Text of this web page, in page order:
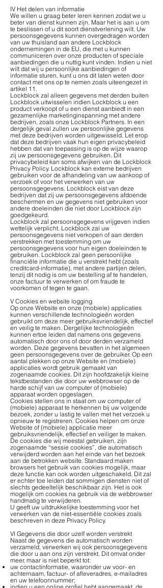
IV Het delen van informatie
We willen u graag beter leren kennen zodat we u
beter van dienst kunnen zijn. Maar het is aan u om
te beslissen of u dit soort dienstverlening wilt. Uw
persoonsgegevens kunnen overgedragen worden
van uw thuisland aan andere Lockblock
ondernemingen in de EU, die met u kunnen
communiceren over onze producten of speciale
aanbiedingen die u nuttig kunt vinden. Indien u niet
wilt dat wij u persoonlijke aanbiedingen of
informatie sturen, kunt u ons dit laten weten door
contact met ons op te nemen zoals uiteengezet in
artikel 11.
Lockblock zal alleen gegevens met derden buiten
Lockblock uitwisselen indien Lockblock u een
product verkoopt of u een dienst aanbiedt in een
gezamenlijke marketinginspanning met andere
bedrijven, zoals onze Lockblock Partners. In een
dergelijk geval zullen uw persoonlijke gegevens
met deze bedrijven worden uitgewisseld. Let erop
dat deze bedrijven vaak hun eigen privacybeleid
hebben dat van toepassing is op de wijze waarop
zij uw persoonsgegevens gebruiken. Dit
privacybeleid kan soms afwijken van de Lockblock
Privacy Policy. Lockblock kan externe bedrijven
gebruiken voor de afhandeling van uw aankoop of
verzoek of voor het verwerken van uw
persoonsgegevens. Lockblock eist van deze
bedrijven dat zij uw persoonsgegevens afdoende
beschermen en uw gegevens niet gebruiken voor
andere doeleinden die niet door Lockblock zijn
goedgekeurd.
Lockblock zal persoonsgegevens vrijgeven indien
wettelijk verplicht. Lockblock zal uw
persoonsgegevens niet verkopen of aan derden
verstrekken met toestemming om uw
persoonsgegevens voor hun eigen doeleinden te
gebruiken. Lockblock zal geen persoonlijke
financiële informatie die u verstrekt hebt (zoals
creditcard-informatie), met andere partijen delen,
tenzij dit nodig is om uw bestelling af te handelen,
onze factuur te verwerken of om fraude te
voorkomen of tegen te gaan.
V Cookies en website logging
Op onze Website en onze (mobiele) applicaties
kunnen verschillende technologieën worden
gebruikt om deze meer gebruiksvriendelijk, effectief
en veilig te maken. Dergelijke technologieën
kunnen ertoe leiden dat namens ons gegevens
automatisch door ons of door derden verzameld
worden. Deze gegevens bevatten in het algemeen
geen persoonsgegevens over de gebruiker. Op een
aantal plekken op onze Website en (mobiele)
applicaties wordt gebruik gemaakt van
zogenaamde cookies. Dit zijn hoofdzakelijk kleine
tekstbestanden die door uw webbrowser op de
harde schijf van uw computer of (mobiele)
apparaat worden opgeslagen.
Cookies stellen ons in staat om uw computer of
(mobiele) apparaat te herkennen bij uw volgende
bezoek, zonder u lastig te vallen met het verzoek u
opnieuw te registreren. Cookies helpen om onze
Website of (mobiele) applicatie meer
gebruiksvriendelijk, effectief en veiliger te maken.
De cookies die wij meestal gebruiken, zijn
zogenaamde “sessie cookies”, die automatisch
verwijderd worden aan het einde van het bezoek
aan de betrokken website. Standaard maken
browsers het gebruik van cookies mogelijk, maar
deze functie kan ook worden uitgeschakeld. Dit zal
er echter toe leiden dat sommigen diensten niet of
slechts gedeeltelijk beschikbaar zijn. Het is ook
mogelijk om cookies na gebruik via de webbrowser
handmatig te verwijderen.
U geeft uw uitdrukkelijke toestemming voor het
verwerken van de niet-essentiële cookies zoals
beschreven in deze Privacy Policy.
VI Gegevens die door uzelf worden verstrekt
Naast de gegevens die automatisch worden
verzameld, verwerken wij ook persoonsgegevens
die door u aan ons zijn verstrekt. Dit omvat onder
meer, maar is niet beperkt tot:
uw contactinformatie, waaronder uw voor- en
achternaam, factuur- of afleveradres, e-mailadres
en uw telefoonnummer;